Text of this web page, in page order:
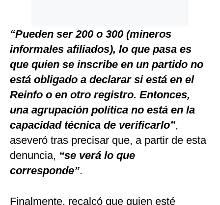
“Pueden ser 200 o 300 (mineros
informales afiliados), lo que pasa es
que quien se inscribe en un partido no
está obligado a declarar si está en el
Reinfo o en otro registro. Entonces,
una agrupación política no está en la
capacidad técnica de verificarlo”,
aseveró tras precisar que, a partir de esta
denuncia, “se verá lo que
corresponde”.
Finalmente, recalcó que quien esté